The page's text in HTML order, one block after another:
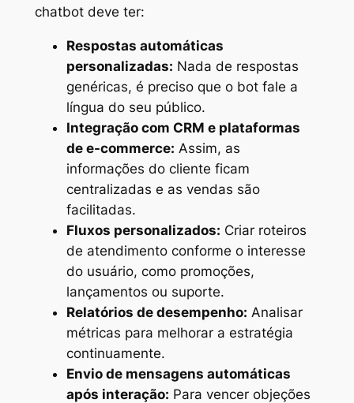
chatbot deve ter:
Respostas automáticas
personalizadas: Nada de respostas
genéricas, é preciso que o bot fale a
língua do seu público.
Integração com CRM e plataformas
de e-commerce: Assim, as
informações do cliente ficam
centralizadas e as vendas são
facilitadas.
Fluxos personalizados: Criar roteiros
de atendimento conforme o interesse
do usuário, como promoções,
lançamentos ou suporte.
Relatórios de desempenho: Analisar
métricas para melhorar a estratégia
continuamente.
Envio de mensagens automáticas
após interação: Para vencer objeções